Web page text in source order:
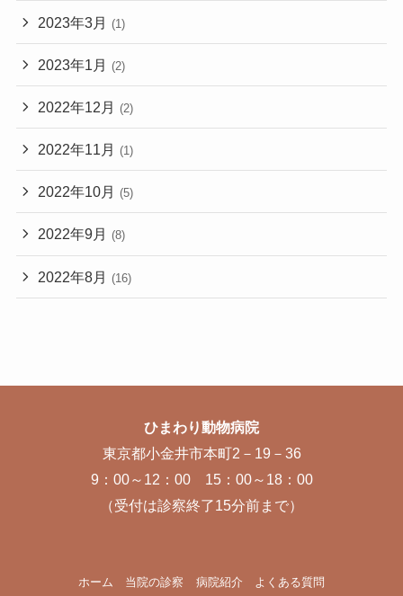
2023年3月 (1)
2023年1月 (2)
2022年12月 (2)
2022年11月 (1)
2022年10月 (5)
2022年9月 (8)
2022年8月 (16)
ひまわり動物病院
東京都小金井市本町2－19－36
9：00～12：00 15：00～18：00
（受付は診察終了15分前まで）
ホーム 当院の診察 病院紹介 よくある質問